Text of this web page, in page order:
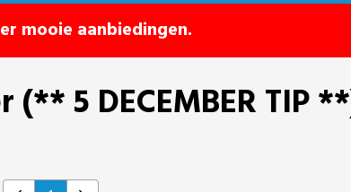
mooie aanbiedingen.
5 DECEMBER TIP